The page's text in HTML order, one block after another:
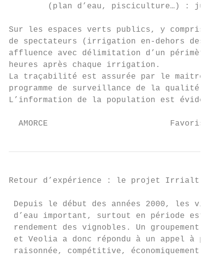
(plan d’eau, pisciculture…) :
Sur les espaces verts publics, y compris
de spectateurs (irrigation en-dehors des
affluence avec délimitation d’un
heures après chaque irrigation.
La traçabilité est assurée par le maitre
programme de surveillance de la qualité
L’information de la population est
AMORCE
Retour d’expérience : le projet Irrialt’eau
Depuis le début des années 2000, les
d’eau important, surtout en période
rendement des vignobles. Un groupement
et Veolia a donc répondu à un appel à
raisonnée, compétitive,